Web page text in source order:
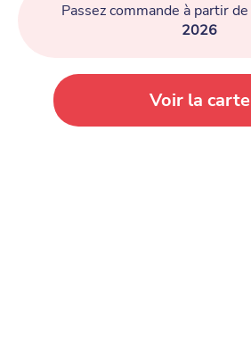
Passez commande à partir de
2026
Voir la carte